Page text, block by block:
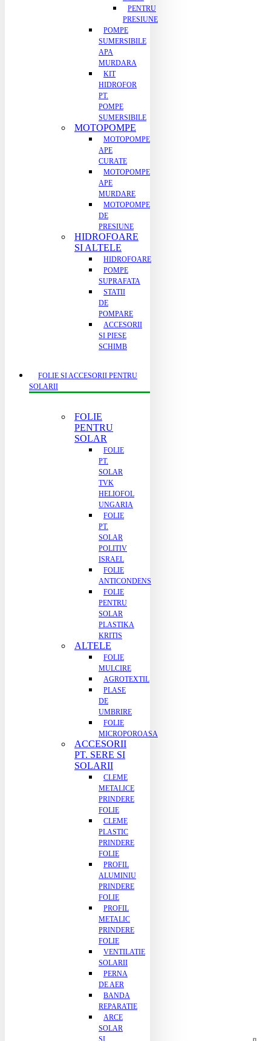
PENTRU
PRESIUNE
POMPE
SUMERSIBILE
APA
MURDARA
KIT
HIDROFOR
PT.
POMPE
SUMERSIBILE
MOTOPOMPE
MOTOPOMPE
APE
CURATE
MOTOPOMPE
APE
MURDARE
MOTOPOMPE
DE
PRESIUNE
HIDROFOARE
SI ALTELE
HIDROFOARE
POMPE
SUPRAFATA
STATII
DE
POMPARE
ACCESORII
SI PIESE
SCHIMB
FOLIE SI ACCESORII PENTRU
SOLARII
FOLIE
PENTRU
SOLAR
FOLIE
PT.
SOLAR
TVK
HELIOFOL
UNGARIA
FOLIE
PT.
SOLAR
POLITIV
ISRAEL
FOLIE
ANTICONDENS
FOLIE
PENTRU
SOLAR
PLASTIKA
KRITIS
ALTELE
FOLIE
MULCIRE
AGROTEXTIL
PLASE
DE
UMBRIRE
FOLIE
MICROPOROASA
ACCESORII
PT. SERE SI
SOLARII
CLEME
METALICE
PRINDERE
FOLIE
CLEME
PLASTIC
PRINDERE
FOLIE
PROFIL
ALUMINIU
PRINDERE
FOLIE
PROFIL
METALIC
PRINDERE
FOLIE
VENTILATIE
SOLARII
PERNA
DE AER
BANDA
REPARATIE
ARCE
SOLAR
SI